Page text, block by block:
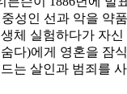
성인 선과 악을 약
체 실험하다가 자
다)에게 영혼을 잠
는 살인과 범죄를